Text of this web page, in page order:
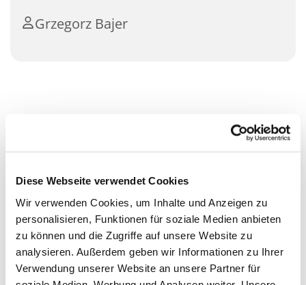
Diese Webseite verwendet Cookies
Wir verwenden Cookies, um Inhalte und Anzeigen zu
personalisieren, Funktionen für soziale Medien anbieten
zu können und die Zugriffe auf unsere Website zu
analysieren. Außerdem geben wir Informationen zu Ihrer
Verwendung unserer Website an unsere Partner für
Grzegorz Bajer